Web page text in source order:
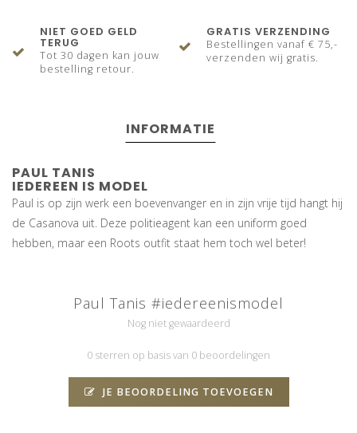
NIET GOED GELD
TERUG
Tot 30 dagen kan jouw
bestelling retour.
GRATIS VERZENDING
Bestellingen vanaf € 75,-
verzenden wij gratis.
INFORMATIE
PAUL TANIS
IEDEREEN IS MODEL
Paul is op zijn werk een boevenvanger en in zijn vrije tijd hangt hij
de Casanova uit. Deze politieagent kan een uniform goed
hebben, maar een Roots outfit staat hem toch wel beter!
Paul Tanis #iedereenismodel
Nog niet gewaardeerd
0 sterren op basis van 0 beoordelingen
JE BEOORDELING TOEVOEGEN